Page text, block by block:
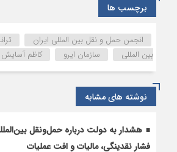
های
جاده
ای
و
فورواردری
انجمن
ایران
مشاور
ارشد
برچسب ها
انجمن حمل و نقل بین المللی ایران
بین المللی
سازمان ایرو کاظم آسایش
نوشته های مشابه
هشدار به دولت درباره حمل‌ونقل
فشار نقدینگی، مالیات و افت عملیات